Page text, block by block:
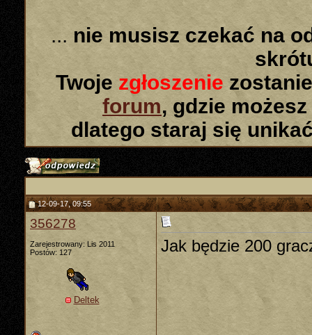
... nie musisz czekać na
Twoje zgłoszenie
forum, gdzie
dlatego staraj się
12-09-17, 09:55
356278
Zarejestrowany: Lis 2011
Postów: 127
Deltek
Jak będzie 200